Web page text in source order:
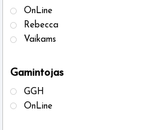
OnLine
Rebecca
Vaikams
Gamintojas
GGH
OnLine